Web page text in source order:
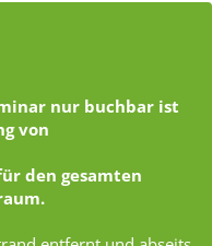
nur buchbar ist
von
den gesamten